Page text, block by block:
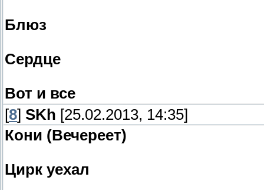
Блюз
Сердце
Вот и все
[8] SKh [25.02.2013, 14:35]
Кони (Вечереет)
Цирк уехал